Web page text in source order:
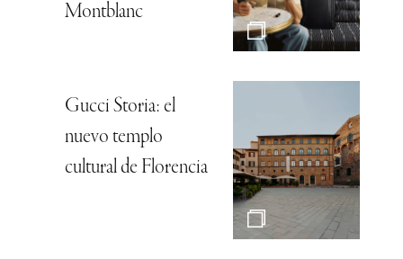
Montblanc
Gucci Storia: el
nuevo templo
cultural de Florencia